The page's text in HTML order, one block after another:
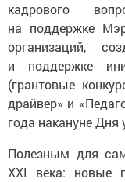
кадрового
на поддержке
организаций,
и поддержке
(грантовые
драйвер» и
года накануне Дня
Полезным для
XXI века: новые